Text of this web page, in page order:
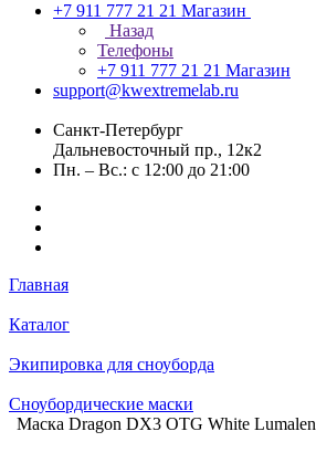
+7 911 777 21 21 Магазин
Назад
Телефоны
+7 911 777 21 21 Магазин
support@kwextremelab.ru
Санкт-Петербург
Дальневосточный пр., 12к2
Пн. – Вс.: с 12:00 до 21:00
Главная
Каталог
Экипировка для сноуборда
Сноубордические маски
Маска Dragon DX3 OTG White